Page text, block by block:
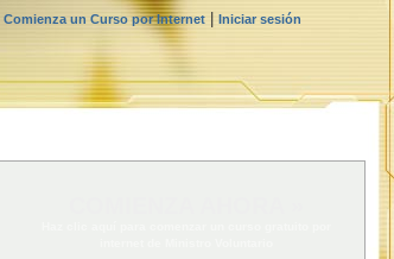
Comienza un Curso por Internet Iniciar sesión